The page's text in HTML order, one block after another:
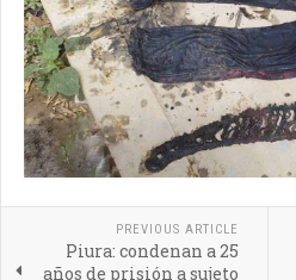
PREVIOUS ARTICLE
Piura: condenan a 25
años de prisión a sujeto